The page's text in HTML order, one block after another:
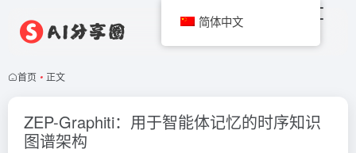
首页 • 正文
ZEP-Graphiti：用于智能体记忆的时序知识
图谱架构
简体中文